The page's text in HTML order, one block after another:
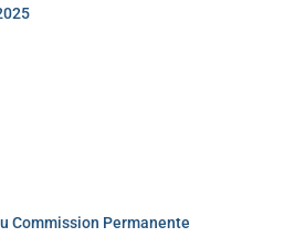
Commission Permanente